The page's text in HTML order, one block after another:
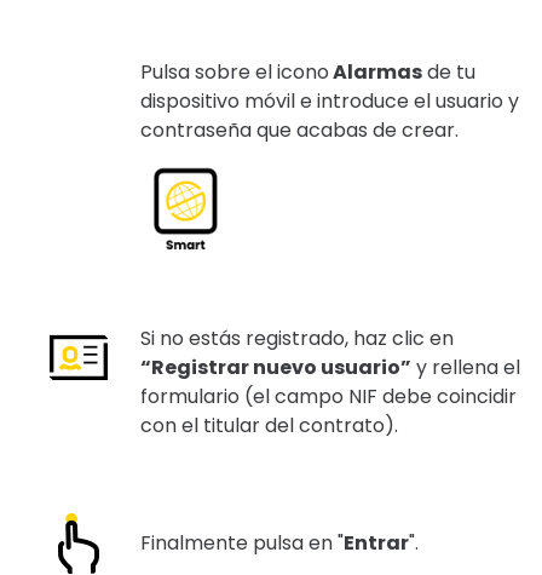
Pulsa sobre el iconoAlarmasde tu
dispositivo móvil e introduce el usuario y
contraseña que acabas de crear.
Si no estás registrado, haz clic en
“Registrar nuevo usuario” y rellena el
formulario (el campo NIF debe coincidir
con el titular del contrato).
Finalmente pulsa en "Entrar".